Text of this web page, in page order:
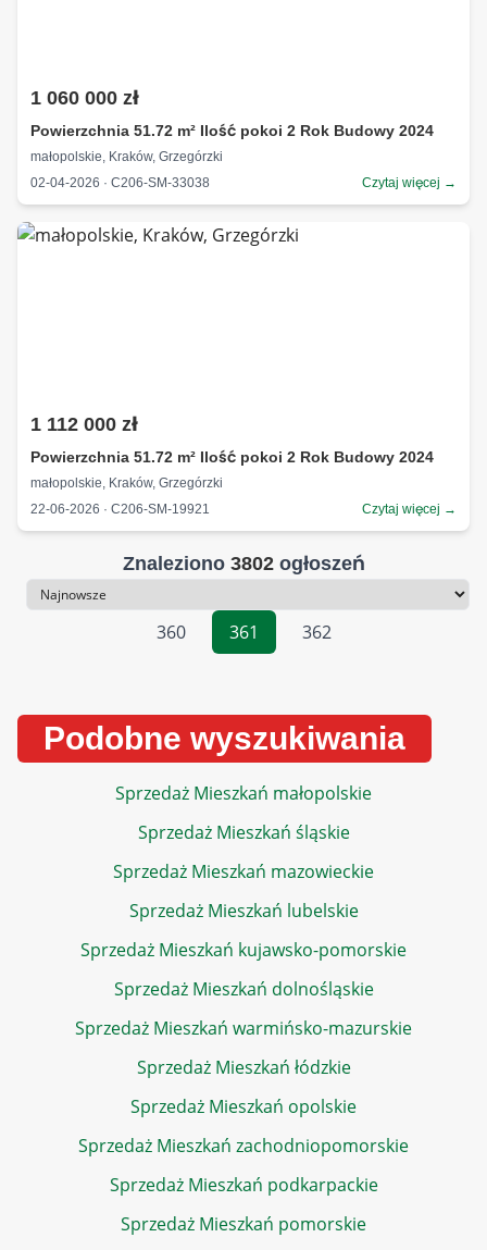
1 060 000 zł
Powierzchnia 51.72 m² Ilość pokoi 2 Rok Budowy 2024
małopolskie, Kraków, Grzegórzki
02-04-2026 · C206-SM-33038
Czytaj więcej →
1 112 000 zł
Powierzchnia 51.72 m² Ilość pokoi 2 Rok Budowy 2024
małopolskie, Kraków, Grzegórzki
22-06-2026 · C206-SM-19921
Czytaj więcej →
Znaleziono 3802ogłoszeń
Sortowanie
360
361 362
Podobne wyszukiwania
Sprzedaż Mieszkań małopolskie
Sprzedaż Mieszkań śląskie
Sprzedaż Mieszkań mazowieckie
Sprzedaż Mieszkań lubelskie
Sprzedaż Mieszkań kujawsko-pomorskie
Sprzedaż Mieszkań dolnośląskie
Sprzedaż Mieszkań warmińsko-mazurskie
Sprzedaż Mieszkań łódzkie
Sprzedaż Mieszkań opolskie
Sprzedaż Mieszkań zachodniopomorskie
Sprzedaż Mieszkań podkarpackie
Sprzedaż Mieszkań pomorskie